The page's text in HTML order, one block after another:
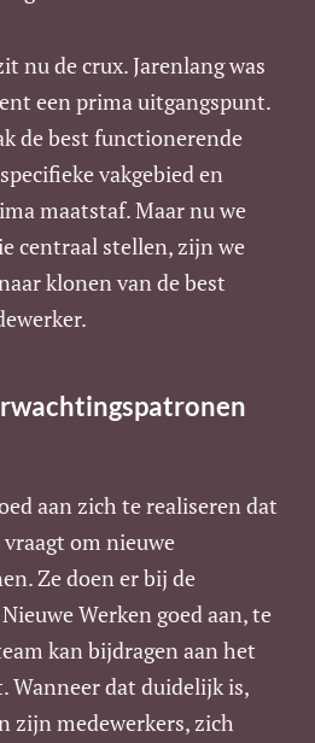
nu de crux. Jarenlang was
een prima uitgangspunt.
de best functionerende
vakgebied en
maatstaf. Maar nu we
centraal stellen, zijn we
klonen van de best
aan zich te realiseren dat
om nieuwe
Ze doen er bij de
Werken goed aan, te
kan bijdragen aan het
Wanneer dat duidelijk is,
zijn medewerkers, zich